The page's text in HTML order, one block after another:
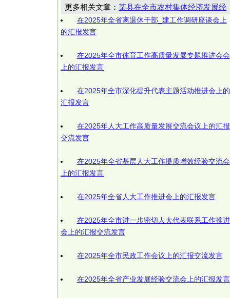
更多相关文章： 某县在全市农村集体经济发展经
在2025年全省离退休干部_建工作调研座谈会上
的汇报发言
在2025年全市体育工作高质量发展专题推进会会
上的汇报发言
在2025年全市深化提升代表主题活动推进会上的
汇报发言
在2025年人大工作高质量发展交流会议上的汇报
交流发言
在2025年全省基层人大工作提质增效经验交流会
上的汇报发言
在2025年全省人大工作推进会上的汇报发言
在2025年全市进一步密切人大代表联系工作推进
会上的汇报交流发言
在2025年全市民政工作会议上的汇报交流发言
在2025年全省产业发展经验交流会上的汇报发言